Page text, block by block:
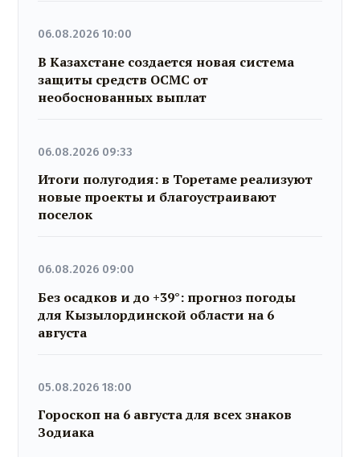
06.08.2026 10:00
В Казахстане создается новая система
защиты средств ОСМС от
необоснованных выплат
06.08.2026 09:33
Итоги полугодия: в Торетаме реализуют
новые проекты и благоустраивают
поселок
06.08.2026 09:00
Без осадков и до +39°: прогноз погоды
для Кызылординской области на 6
августа
05.08.2026 18:00
Гороскоп на 6 августа для всех знаков
Зодиака